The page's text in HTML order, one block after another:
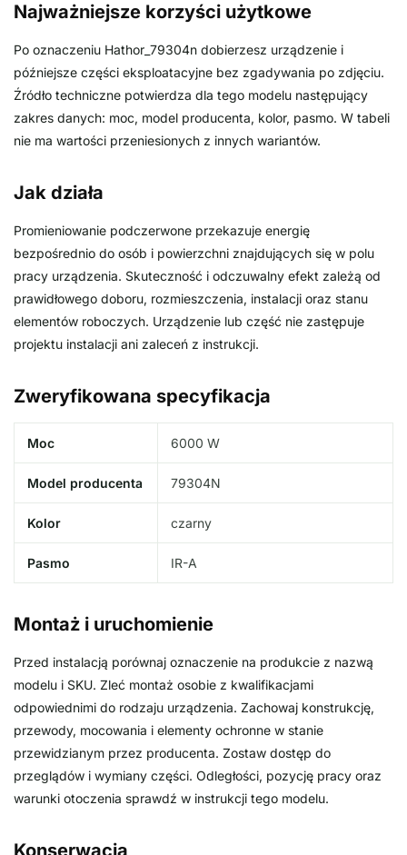
Najważniejsze korzyści użytkowe
Po oznaczeniu Hathor_79304n dobierzesz urządzenie i
późniejsze części eksploatacyjne bez zgadywania po zdjęciu.
Źródło techniczne potwierdza dla tego modelu następujący
zakres danych: moc, model producenta, kolor, pasmo. W tabeli
nie ma wartości przeniesionych z innych wariantów.
Jak działa
Promieniowanie podczerwone przekazuje energię
bezpośrednio do osób i powierzchni znajdujących się w polu
pracy urządzenia. Skuteczność i odczuwalny efekt zależą od
prawidłowego doboru, rozmieszczenia, instalacji oraz stanu
elementów roboczych. Urządzenie lub część nie zastępuje
projektu instalacji ani zaleceń z instrukcji.
Zweryfikowana specyfikacja
Moc 6000 W
Model producenta 79304N
Kolor czarny
Pasmo IR-A
Montaż i uruchomienie
Przed instalacją porównaj oznaczenie na produkcie z nazwą
modelu i SKU. Zleć montaż osobie z kwalifikacjami
odpowiednimi do rodzaju urządzenia. Zachowaj konstrukcję,
przewody, mocowania i elementy ochronne w stanie
przewidzianym przez producenta. Zostaw dostęp do
przeglądów i wymiany części. Odległości, pozycję pracy oraz
warunki otoczenia sprawdź w instrukcji tego modelu.
Konserwacja